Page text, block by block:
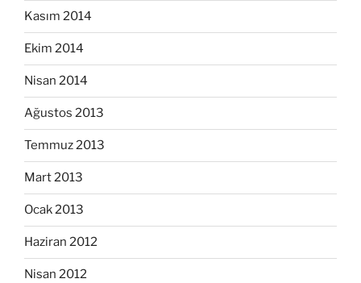
Kasım 2014
Ekim 2014
Nisan 2014
Ağustos 2013
Temmuz 2013
Mart 2013
Ocak 2013
Haziran 2012
Nisan 2012